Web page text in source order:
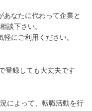
あなたに代わって企業と
談下さい。
にご利用ください。
登録しても大丈夫です
によって、転職活動を行